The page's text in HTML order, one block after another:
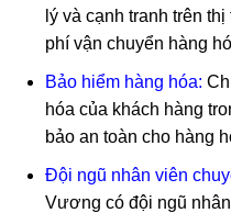
lý và cạnh tranh trên
phí vận chuyển hàng
Bảo hiểm hàng hóa:
hóa của khách hàng
bảo an toàn cho hàng
Đội ngũ nhân viên
Vương có đội ngũ